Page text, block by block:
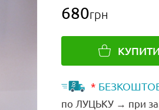
680грн
КУПИТИ
*
по ЛУЦЬКУ → при